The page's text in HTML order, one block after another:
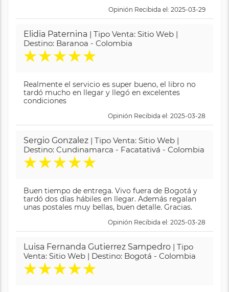
Opinión Recibida el: 2025-03-29
Elidia Paternina | Tipo Venta: Sitio Web |
Destino: Baranoa - Colombia
★★★★★
Realmente el servicio es super bueno, el libro no
tardó mucho en llegar y llegó en excelentes
condiciones
Opinión Recibida el: 2025-03-28
Sergio Gonzalez | Tipo Venta: Sitio Web |
Destino: Cundinamarca - Facatativá - Colombia
★★★★★
Buen tiempo de entrega. Vivo fuera de Bogotá y
tardó dos días hábiles en llegar. Además regalan
unas postales muy bellas, buen detalle. Gracias.
Opinión Recibida el: 2025-03-28
Luisa Fernanda Gutierrez Sampedro | Tipo
Venta: Sitio Web | Destino: Bogotá - Colombia
★★★★★